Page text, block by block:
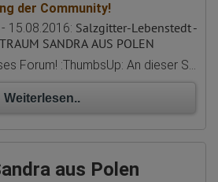
der Community!
- 15.08.2016: Salzgitter-Lebenstedt -
SANDRA AUS POLEN
Zum Glück gibt's dieses Forum! :ThumbsUp: An dieser Stelle mal ein großes Dankeschön an alle Mods für ihre ehrenamtliche Arbeit hier.:Exclamation: Das hält den Karren am Laufen... Munter bleiben
Weiterlesen..
aus Polen